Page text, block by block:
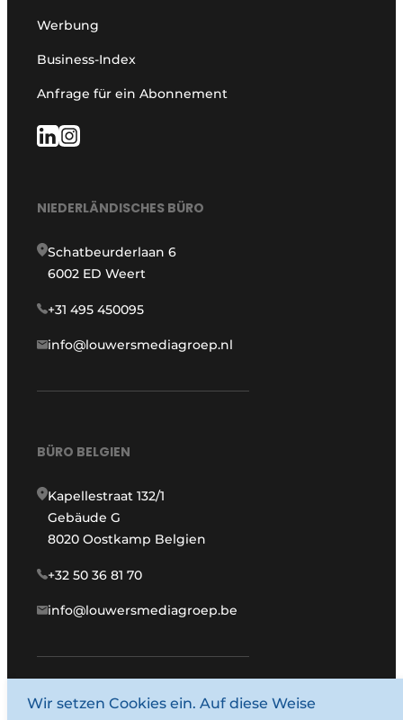
Werbung
Business-Index
Anfrage für ein Abonnement
NIEDERLÄNDISCHES BÜRO
Schatbeurderlaan 6
6002 ED Weert
+31 495 450095
info@louwersmediagroep.nl
BÜRO BELGIEN
Kapellestraat 132/1
Gebäude G
8020 Oostkamp Belgien
+32 50 36 81 70
info@louwersmediagroep.be
www.louwersmediagroep.com
Wir setzen Cookies ein. Auf diese Weise